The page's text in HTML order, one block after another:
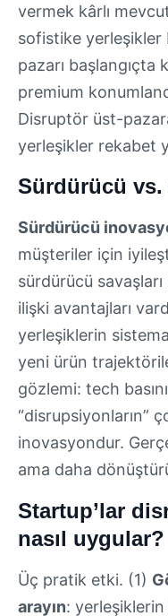
vermek kârlı
sofistike
pazarı başlangıçta
premium
Disruptör üst-
yerleşikler rekabet
Sürdürücü
Sürdürücü
müşteriler için
sürdürücü
ilişki avantajları
yerleşiklerin
yeni ürün
gözlemi: tech
“disrupsiyonların”
inovasyondur.
ama daha
Startup’lar
nasıl uygular?
Üç pratik etki. (1)
arayın: